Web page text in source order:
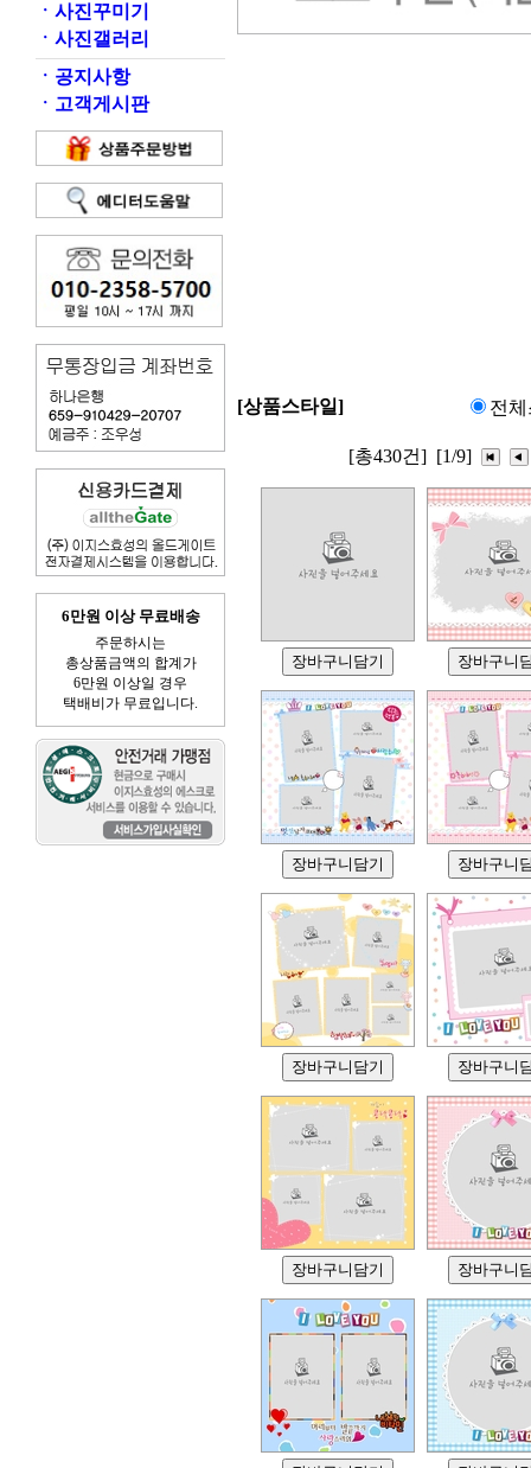
ㆍ 사진꾸미기
ㆍ 사진갤러리
ㆍ 공지사항
ㆍ 고객게시판
6만원 이상 무료배송
주문하시는
총상품금액의 합계가
6만원 이상일 경우
택배비가 무료입니다.
[상품스타일] 전
[총430건] [1/9]